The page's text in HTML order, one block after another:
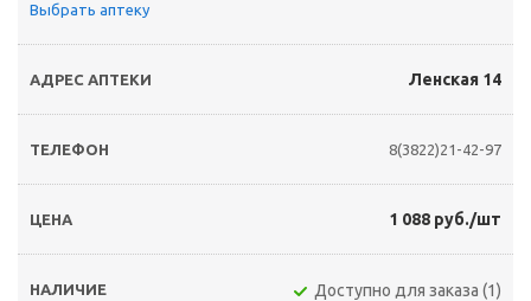
Выбрать аптеку
Ленская 14
8(3822)21-42-97
1 088 руб./шт
Доступно для заказа (1)